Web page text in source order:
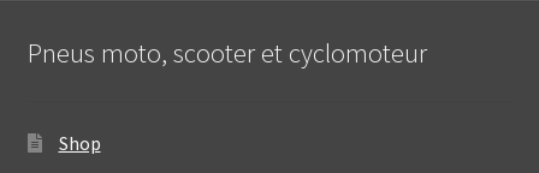
Pneus moto, scooter et cyclomoteur
Shop